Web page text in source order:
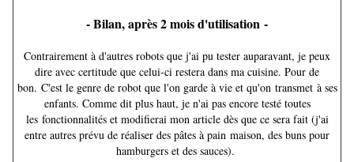
- Bilan, après 2 mois d'utilisation -
Contrairement à d'autres robots que j'ai pu tester auparavant, je peux
dire avec certitude que celui-ci restera dans ma cuisine. Pour de
bon. C'est le genre de robot que l'on garde à vie et qu'on transmet à ses
enfants. Comme dit plus haut, je n'ai pas encore testé toutes
les fonctionnalités et modifierai mon article dès que ce sera fait (j'ai
entre autres prévu de réaliser des pâtes à pain maison, des buns pour
hamburgers et des sauces).